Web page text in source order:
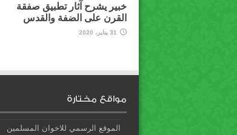
خبير يشرح آثار تطبيق صفقة
القرن على الضفة والقدس
31 يناير، 2020
مواقع مختارة
الموقع الرسمي للاخوان المسلمين